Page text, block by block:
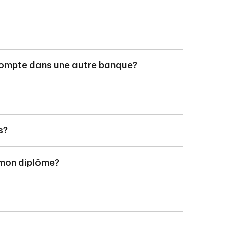
titre d’étudiant indiquée ci-
un Certificat d’acceptation du
dans une autre banque?
étudiants.
étudiants TD.
Placements directs TD.
ce que vous ayez 23 ans ou plus
reconnu au Canada, avec
diplôme?
TD jusqu’à votre 23e
université ou un collège
accumulez de l’épargne à court